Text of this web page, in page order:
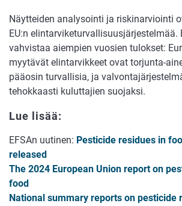
Näytteiden analysointi ja riskinarviointi
EU:n elintarviketurvallisuusjärjestelmää.
vahvistaa aiempien vuosien tulokset:
myytävät elintarvikkeet ovat torjunta-
pääosin turvallisia, ja
tehokkaasti kuluttajien suojaksi.
Lue lisää:
EFSAn uutinen: Pesticide residues in
released
The 2024 European Union report on
food
National summary reports on pesticide